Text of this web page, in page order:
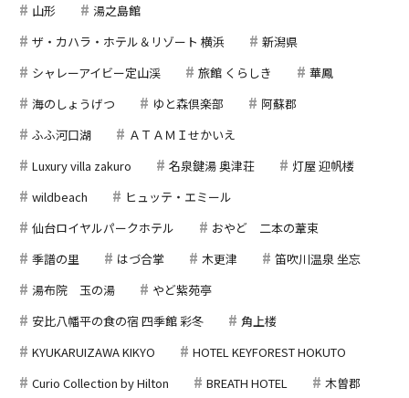
山形
湯之島館
ザ・カハラ・ホテル＆リゾート 横浜
新潟県
シャレーアイビー定山渓
旅館 くらしき
華鳳
海のしょうげつ
ゆと森倶楽部
阿蘇郡
ふふ河口湖
ＡＴＡＭＩせかいえ
Luxury villa zakuro
名泉鍵湯 奥津荘
灯屋 迎帆楼
wildbeach
ヒュッテ・エミール
仙台ロイヤルパークホテル
おやど 二本の葦束
季譜の里
はづ合掌 木更津
笛吹川温泉 坐忘
湯布院 玉の湯
やど紫苑亭
安比八幡平の食の宿 四季館 彩冬
角上楼
KYUKARUIZAWA KIKYO
HOTEL KEYFOREST HOKUTO
Curio Collection by Hilton
BREATH HOTEL
木曽郡